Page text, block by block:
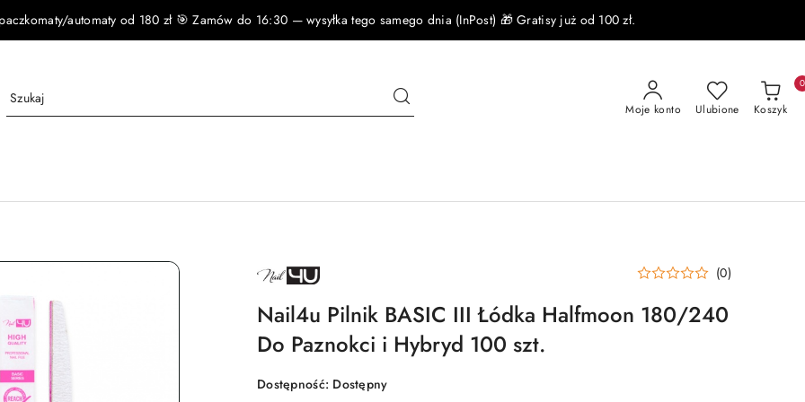
automaty od 180 zł 🎯 Zamów do 16:30 — wysyłka tego samego dnia (InPost) 🎁 Gratisy już od 100 zł.
Moje konto Ulubione Koszyk
0
NAZWA
PRODUCENTA: (0)
Nail4u Pilnik BASIC III Łódka Halfmoon 180/240
Do Paznokci i Hybryd 100 szt.
Dostępność: Dostępny